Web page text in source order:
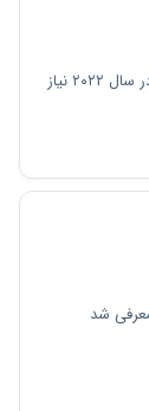
گوشی‌های اندرویدی چه مقدار رم در سال ۲۰۲۲ نیاز